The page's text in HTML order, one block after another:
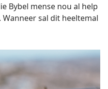
Bybel mense nou al help
sal dit heeltemal